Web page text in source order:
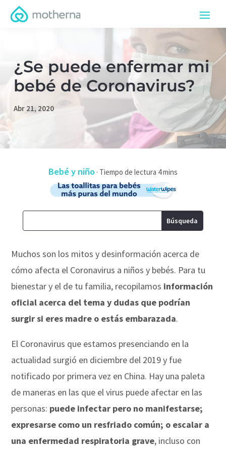
¿Se puede enfermar mi
bebé de Coronavirus?
Abr 21, 2020
Bebé y niño ·
Muchos son los mitos y desinformación acerca de
cómo afecta el Coronavirus a niños y bebés. Para tu
bienestar y el de tu familia, recopilamos información
oficial acerca del tema y dudas que podrían
surgir si eres madre o estás embarazada.
El Coronavirus que estamos presenciando en la
actualidad surgió en diciembre del 2019 y fue
notificado por primera vez en China. Hay una paleta
de maneras en las que el virus puede afectar en las
personas: puede infectar pero no manifestarse;
expresarse como un resfriado común; o escalar a
una enfermedad respiratoria grave, incluso con